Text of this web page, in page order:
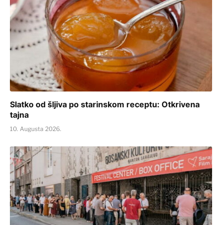
Slatko od šljiva po starinskom receptu: Otkrivena
tajna
10. Augusta 2026.